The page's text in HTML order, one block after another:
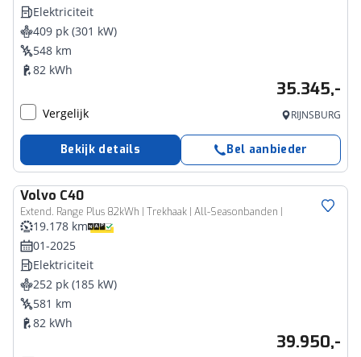
Elektriciteit
409 pk (301 kW)
548 km
82 kWh
35.345,-
Vergelijk RIJNSBURG
Bekijk details Bel aanbieder
Volvo C40
Extend. Range Plus 82kWh | Trekhaak | All-Seasonbanden |
19.178 km
01-2025
Elektriciteit
252 pk (185 kW)
581 km
82 kWh
39.950,-